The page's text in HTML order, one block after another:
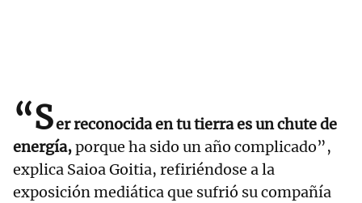
“Ser reconocida en tu tierra es un chute de
energía,porque ha sido un año complicado”,
explica Saioa Goitia, refiriéndose a la
exposición mediática que sufrió su compañía